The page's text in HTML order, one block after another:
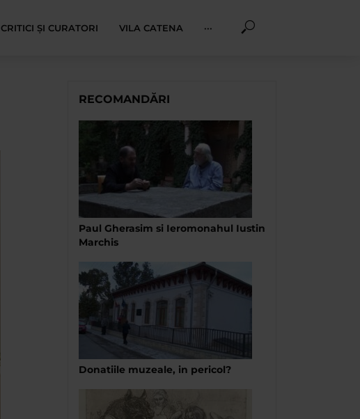
CRITICI ȘI CURATORI VILA CATENA ···
RECOMANDĂRI
Paul Gherasim si Ieromonahul Iustin
Marchis
Donatiile muzeale, in pericol?